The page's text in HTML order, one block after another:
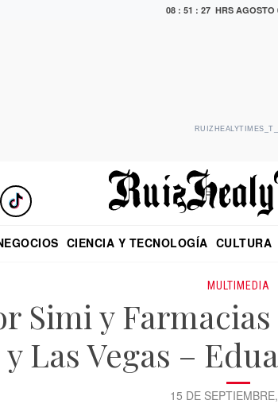
08 : 51 : 28 HRS AGOSTO
CIENCIA Y TECNOLOGÍA CULTURA
MULTIMEDIA
Simi y
Las Vegas –
15 DE